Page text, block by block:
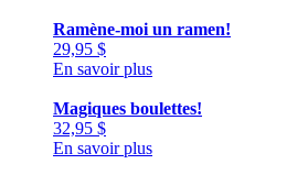
Ramène-moi un ramen!
29,95 $
En savoir plus
Magiques boulettes!
32,95 $
En savoir plus